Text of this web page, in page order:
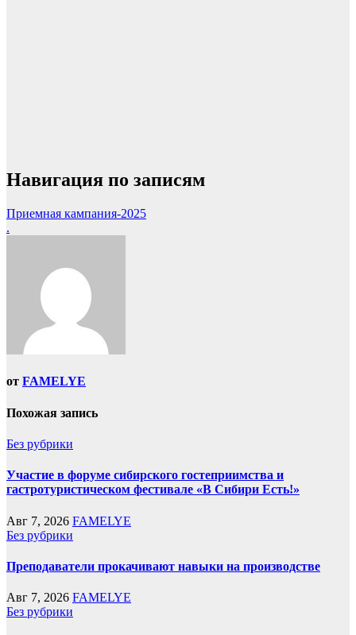
Навигация по записям
Приемная кампания-2025
.
от FAMELYE
Похожая запись
Без рубрики
Участие в форуме сибирского гостеприимства и
гастротуристическом фестивале «В Сибири Есть!»
Авг 7, 2026 FAMELYE
Без рубрики
Преподаватели прокачивают навыки на производстве
Авг 7, 2026 FAMELYE
Без рубрики